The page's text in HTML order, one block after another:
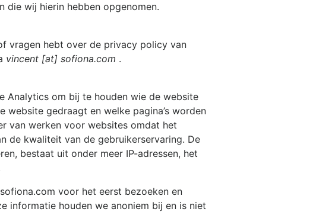
die wij hierin hebben opgenomen.
vragen hebt over de privacy policy van
vincent [at] sofiona.com .
Analytics om bij te houden wie de website
gedraagt en welke pagina’s worden
van werken voor websites omdat het
de kwaliteit van de gebruikerservaring. De
bestaat uit onder meer IP-adressen, het
sofiona.com voor het eerst bezoeken en
informatie houden we anoniem bij en is niet